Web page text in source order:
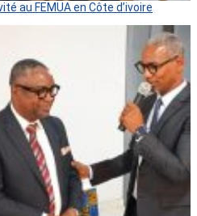
au FEMUA en Côte d’ivoire